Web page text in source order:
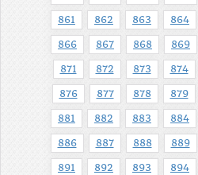
861 862 863 864
866 867 868 869
871 872 873 874
876 877 878 879
881 882 883 884
886 887 888 889
891 892 893 894